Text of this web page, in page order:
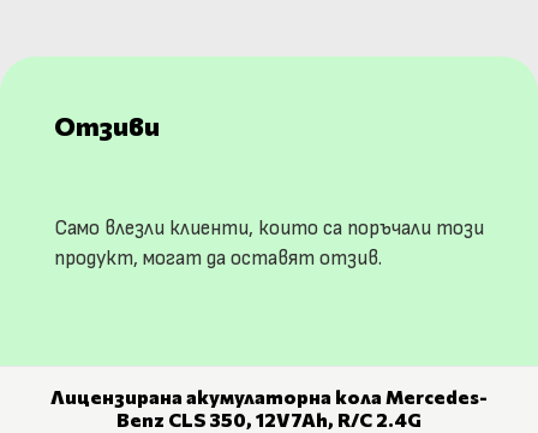
Отзиви
Само влезли клиенти, които са поръчали този
продукт, могат да оставят отзив.
Лицензирана акумулаторна кола Mercedes-
Benz CLS 350, 12V7Ah, R/C 2.4G